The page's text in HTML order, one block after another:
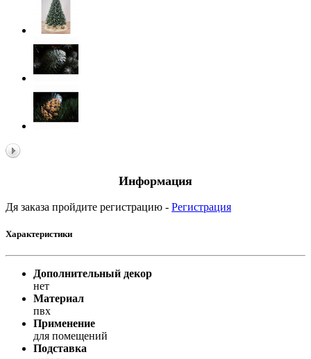
Информация
Дя заказа пройдите регистрацию - Регистрация
Характеристики
Дополнительный декор
нет
Материал
пвх
Применение
для помещений
Подставка